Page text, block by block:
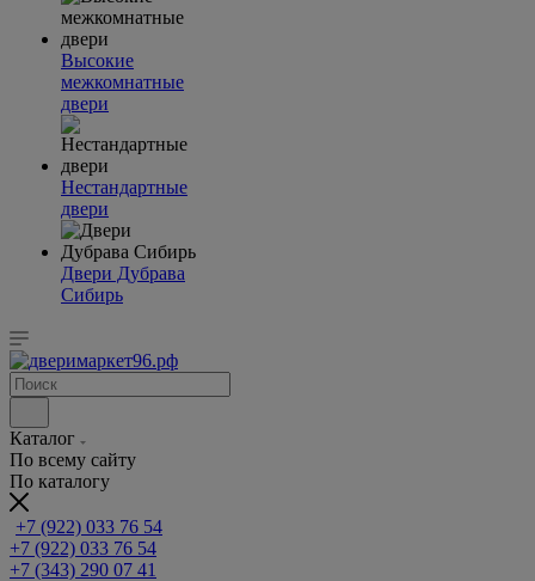
Высокие
межкомнатные
двери
Нестандартные
двери
Двери Дубрава
Сибирь
Каталог
По всему сайту
По каталогу
+7 (922) 033 76 54
+7 (922) 033 76 54
+7 (343) 290 07 41